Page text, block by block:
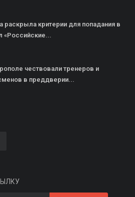
раскрыла критерии для попадания в
«Российские...
чествовали тренеров и
в преддверии...